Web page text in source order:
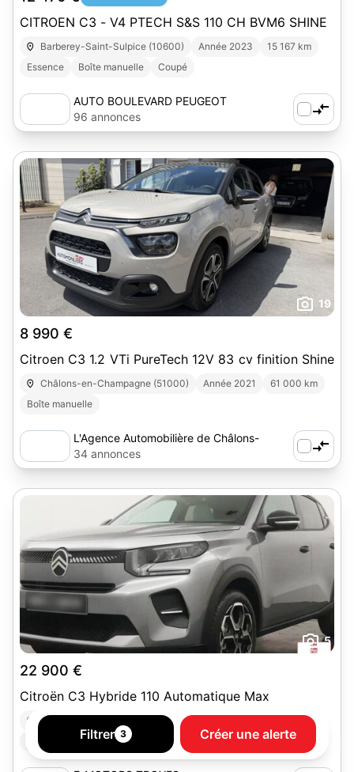
CITROEN C3 - V4 PTECH S&S 110 CH BVM6 SHINE
Barberey-Saint-Sulpice (10600) Année 2023
15 167 km
Essence
Boîte manuelle Coupé
AUTO BOULEVARD PEUGEOT
96 annonces
19
8 990 €
Citroen C3 1.2 VTi PureTech 12V 83 cv finition Shine
Châlons-en-Champagne (51000) Année 2021
61 000 km
Boîte manuelle
L'Agence Automobilière de Châlons-
en-Champagne
34 annonces
5
22 900 €
Citroën C3 Hybride 110 Automatique Max
Lavau (10150) Année 2026 548 km
Boîte automatique
Berline
Filtrer 3 Créer une alerte